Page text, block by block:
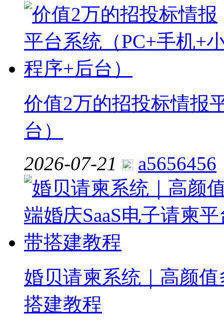
价值2万的招投标情报
台）
2026-07-21
a5656456
婚贝请柬系统｜高颜值
搭建教程